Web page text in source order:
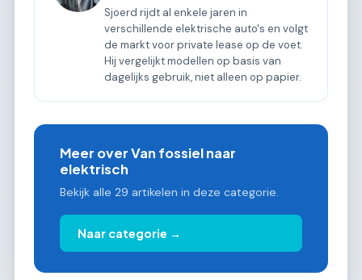
Sjoerd rijdt al enkele jaren in
verschillende elektrische auto's en volgt
de markt voor private lease op de voet.
Hij vergelijkt modellen op basis van
dagelijks gebruik, niet alleen op papier.
Meer over Van fossiel naar
elektrisch
Bekijk alle 29 artikelen in deze categorie.
Naar categorie →